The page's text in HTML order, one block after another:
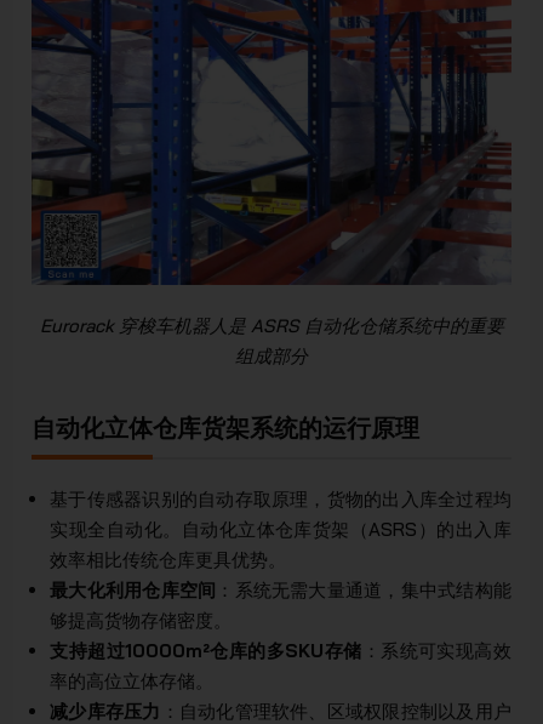
Eurorack 穿梭车机器人是 ASRS 自动化仓储系统中的重要
组成部分
自动化立体仓库货架系统的运行原理
基于传感器识别的自动存取原理，货物的出入库全过程均
实现全自动化。自动化立体仓库货架（ASRS）的出入库
效率相比传统仓库更具优势。
最大化利用仓库空间 ：系统无需大量通道，集中式结构能
够提高货物存储密度。
支持超过10000m²仓库的多SKU存储 ：系统可实现高效
率的高位立体存储。
减少库存压力 ：自动化管理软件、区域权限控制以及用户